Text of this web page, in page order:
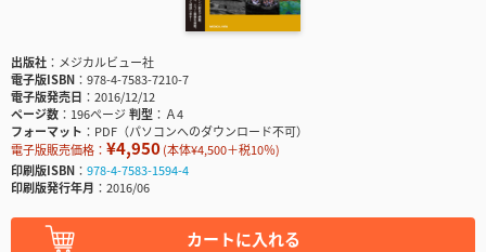
出版社
メジカルビュー社
電子版ISBN
978-4-7583-7210-7
電子版発売日
2016/12/12
ページ数
196ページ判型
Ａ4
フォーマット
PDF（パソコンへのダウンロード不可）
電子版販売価格： ¥4,950(本体¥4,500＋税10％)
印刷版ISBN
978-4-7583-1594-4
印刷版発行年月
2016/06
カートに入れる